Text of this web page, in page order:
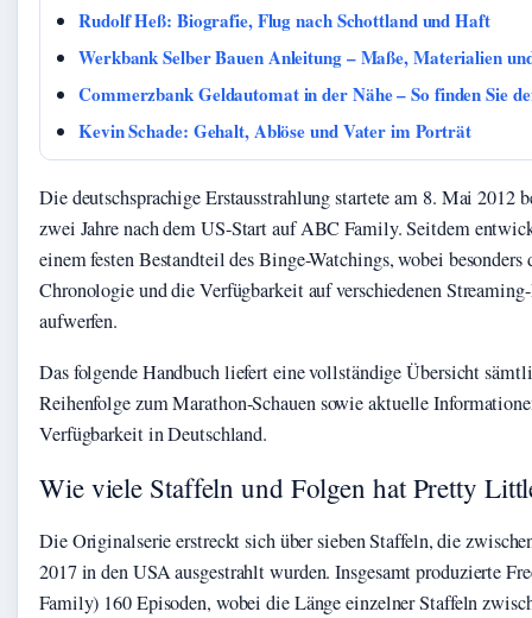
Rudolf Heß: Biografie, Flug nach Schottland und Haft
Werkbank Selber Bauen Anleitung – Maße, Materialien
Commerzbank Geldautomat in der Nähe – So finden Sie
Kevin Schade: Gehalt, Ablöse und Vater im Porträt
Die deutschsprachige Erstausstrahlung startete am 8. Mai 2012
zwei Jahre nach dem US-Start auf ABC Family. Seitdem
einem festen Bestandteil des Binge-Watchings, wobei besonders
Chronologie und die Verfügbarkeit auf verschiedenen
aufwerfen.
Das folgende Handbuch liefert eine vollständige Übersicht
Reihenfolge zum Marathon-Schauen sowie aktuelle
Verfügbarkeit in Deutschland.
Wie viele Staffeln und Folgen hat Pretty
Die Originalserie erstreckt sich über sieben Staffeln, die
2017 in den USA ausgestrahlt wurden. Insgesamt produzierte
Family) 160 Episoden, wobei die Länge einzelner Staffeln